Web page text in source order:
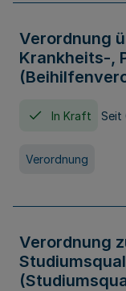
Verordnung
Krankheits-,
In Kraft Seit
Verordnung
Verordnung